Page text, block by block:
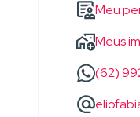
Meu
Meus
(62)